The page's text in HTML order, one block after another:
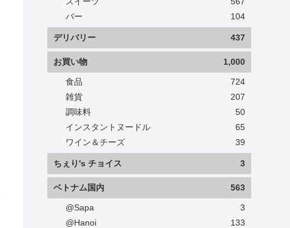
バー
104
デリバリー 437
お買い物 1,000
食品
724
雑貨
207
調味料
50
インスタントヌードル
65
ワイン＆チーズ
39
ちぇり's チョイス 3
ベトナム国内 563
@Sapa
3
@Hanoi
133